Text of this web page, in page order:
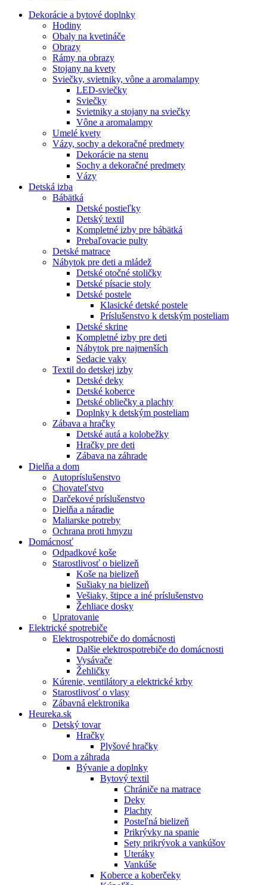
Dekorácie a bytové doplnky
Hodiny
Obaly na kvetináče
Obrazy
Rámy na obrazy
Stojany na kvety
Sviečky, svietniky, vône a aromalampy
LED-sviečky
Sviečky
Svietniky a stojany na sviečky
Vône a aromalampy
Umelé kvety
Vázy, sochy a dekoračné predmety
Dekorácie na stenu
Sochy a dekoračné predmety
Vázy
Detská izba
Bábätká
Detské postieľky
Detský textil
Kompletné izby pre bábätká
Prebaľovacie pulty
Detské matrace
Nábytok pre deti a mládež
Detské otočné stoličky
Detské písacie stoly
Detské postele
Klasické detské postele
Príslušenstvo k detským posteliam
Detské skrine
Kompletné izby pre deti
Nábytok pre najmenších
Sedacie vaky
Textil do detskej izby
Detské deky
Detské koberce
Detské obliečky a plachty
Doplnky k detským posteliam
Zábava a hračky
Detské autá a kolobežky
Hračky pre deti
Zábava na záhrade
Dielňa a dom
Autopríslušenstvo
Chovateľstvo
Darčekové príslušenstvo
Dielňa a náradie
Maliarske potreby
Ochrana proti hmyzu
Domácnosť
Odpadkové koše
Starostlivosť o bielizeň
Koše na bielizeň
Sušiaky na bielizeň
Vešiaky, štipce a iné príslušenstvo
Žehliace dosky
Upratovanie
Elektrické spotrebiče
Elektrospotrebiče do domácnosti
Dalšie elektrospotrebiče do domácnosti
Vysávače
Žehličky
Kúrenie, ventilátory a elektrické krby
Starostlivosť o vlasy
Zábavná elektronika
Heureka.sk
Detský tovar
Hračky
Plyšové hračky
Dom a záhrada
Bývanie a doplnky
Bytový textil
Chrániče na matrace
Deky
Plachty
Posteľná bielizeň
Prikrývky na spanie
Sety prikrývok a vankúšov
Uteráky
Vankúše
Koberce a koberčeky